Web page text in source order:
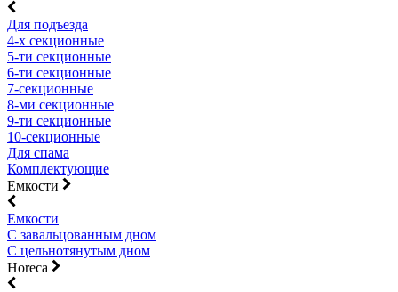
Для подъезда
4-х секционные
5-ти секционные
6-ти секционные
7-секционные
8-ми секционные
9-ти секционные
10-секционные
Для спама
Комплектующие
Емкости
Емкости
С завальцованным дном
С цельнотянутым дном
Horeca